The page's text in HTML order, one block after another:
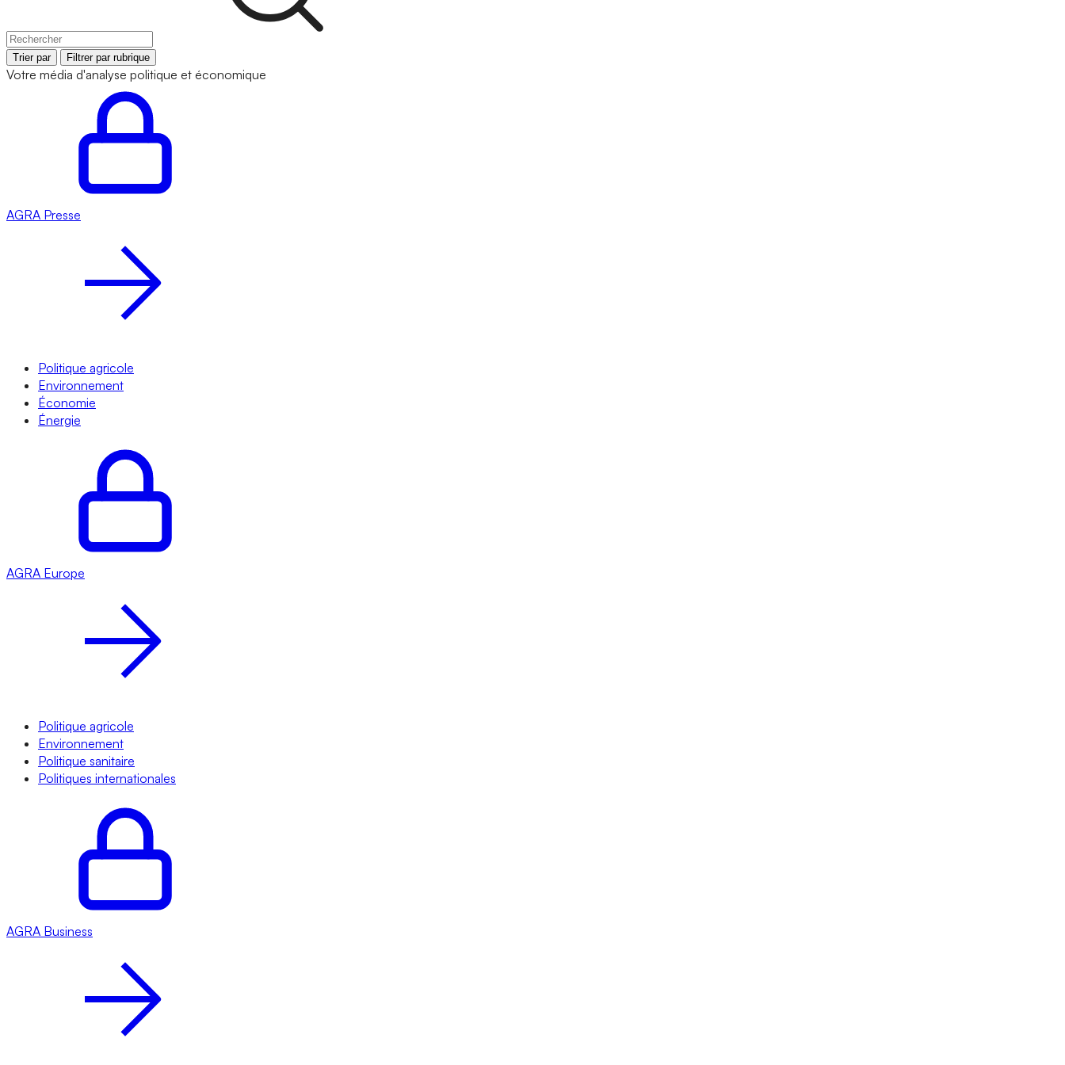
Trier par Filtrer par rubrique
Votre média d'analyse politique et économique
AGRA Presse
Politique agricole
Environnement
Économie
Énergie
AGRA Europe
Politique agricole
Environnement
Politique sanitaire
Politiques internationales
AGRA Business